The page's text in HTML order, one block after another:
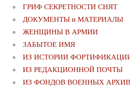
ГРИФ СЕКРЕТНОСТИ СНЯТ
ДОКУМЕНТЫ и МАТЕРИАЛЫ
ЖЕНЩИНЫ В АРМИИ
ЗАБЫТОЕ ИМЯ
ИЗ ИСТОРИИ
ИЗ РЕДАКЦИОННОЙ ПОЧТЫ
ИЗ ФОНДОВ ВОЕННЫХ